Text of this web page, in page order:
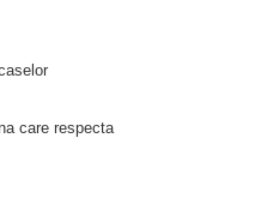
care respecta